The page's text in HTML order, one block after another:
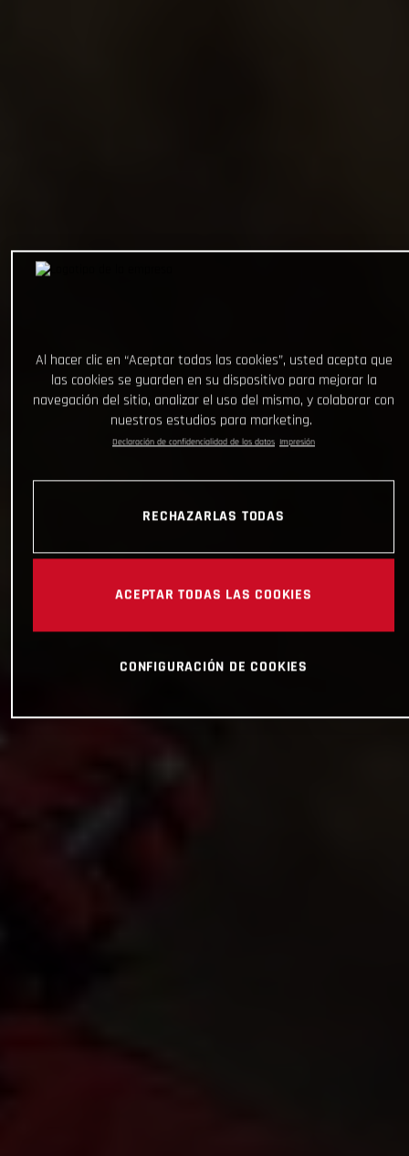
Al hacer clic en “Aceptar todas las cookies”, usted acepta que
las cookies se guarden en su dispositivo para mejorar la
navegación del sitio, analizar el uso del mismo, y colaborar con
nuestros estudios para marketing.
Declaración de confidencialidad de los datos Impresión
RECHAZARLAS TODAS
ACEPTAR TODAS LAS COOKIES
CONFIGURACIÓN DE COOKIES